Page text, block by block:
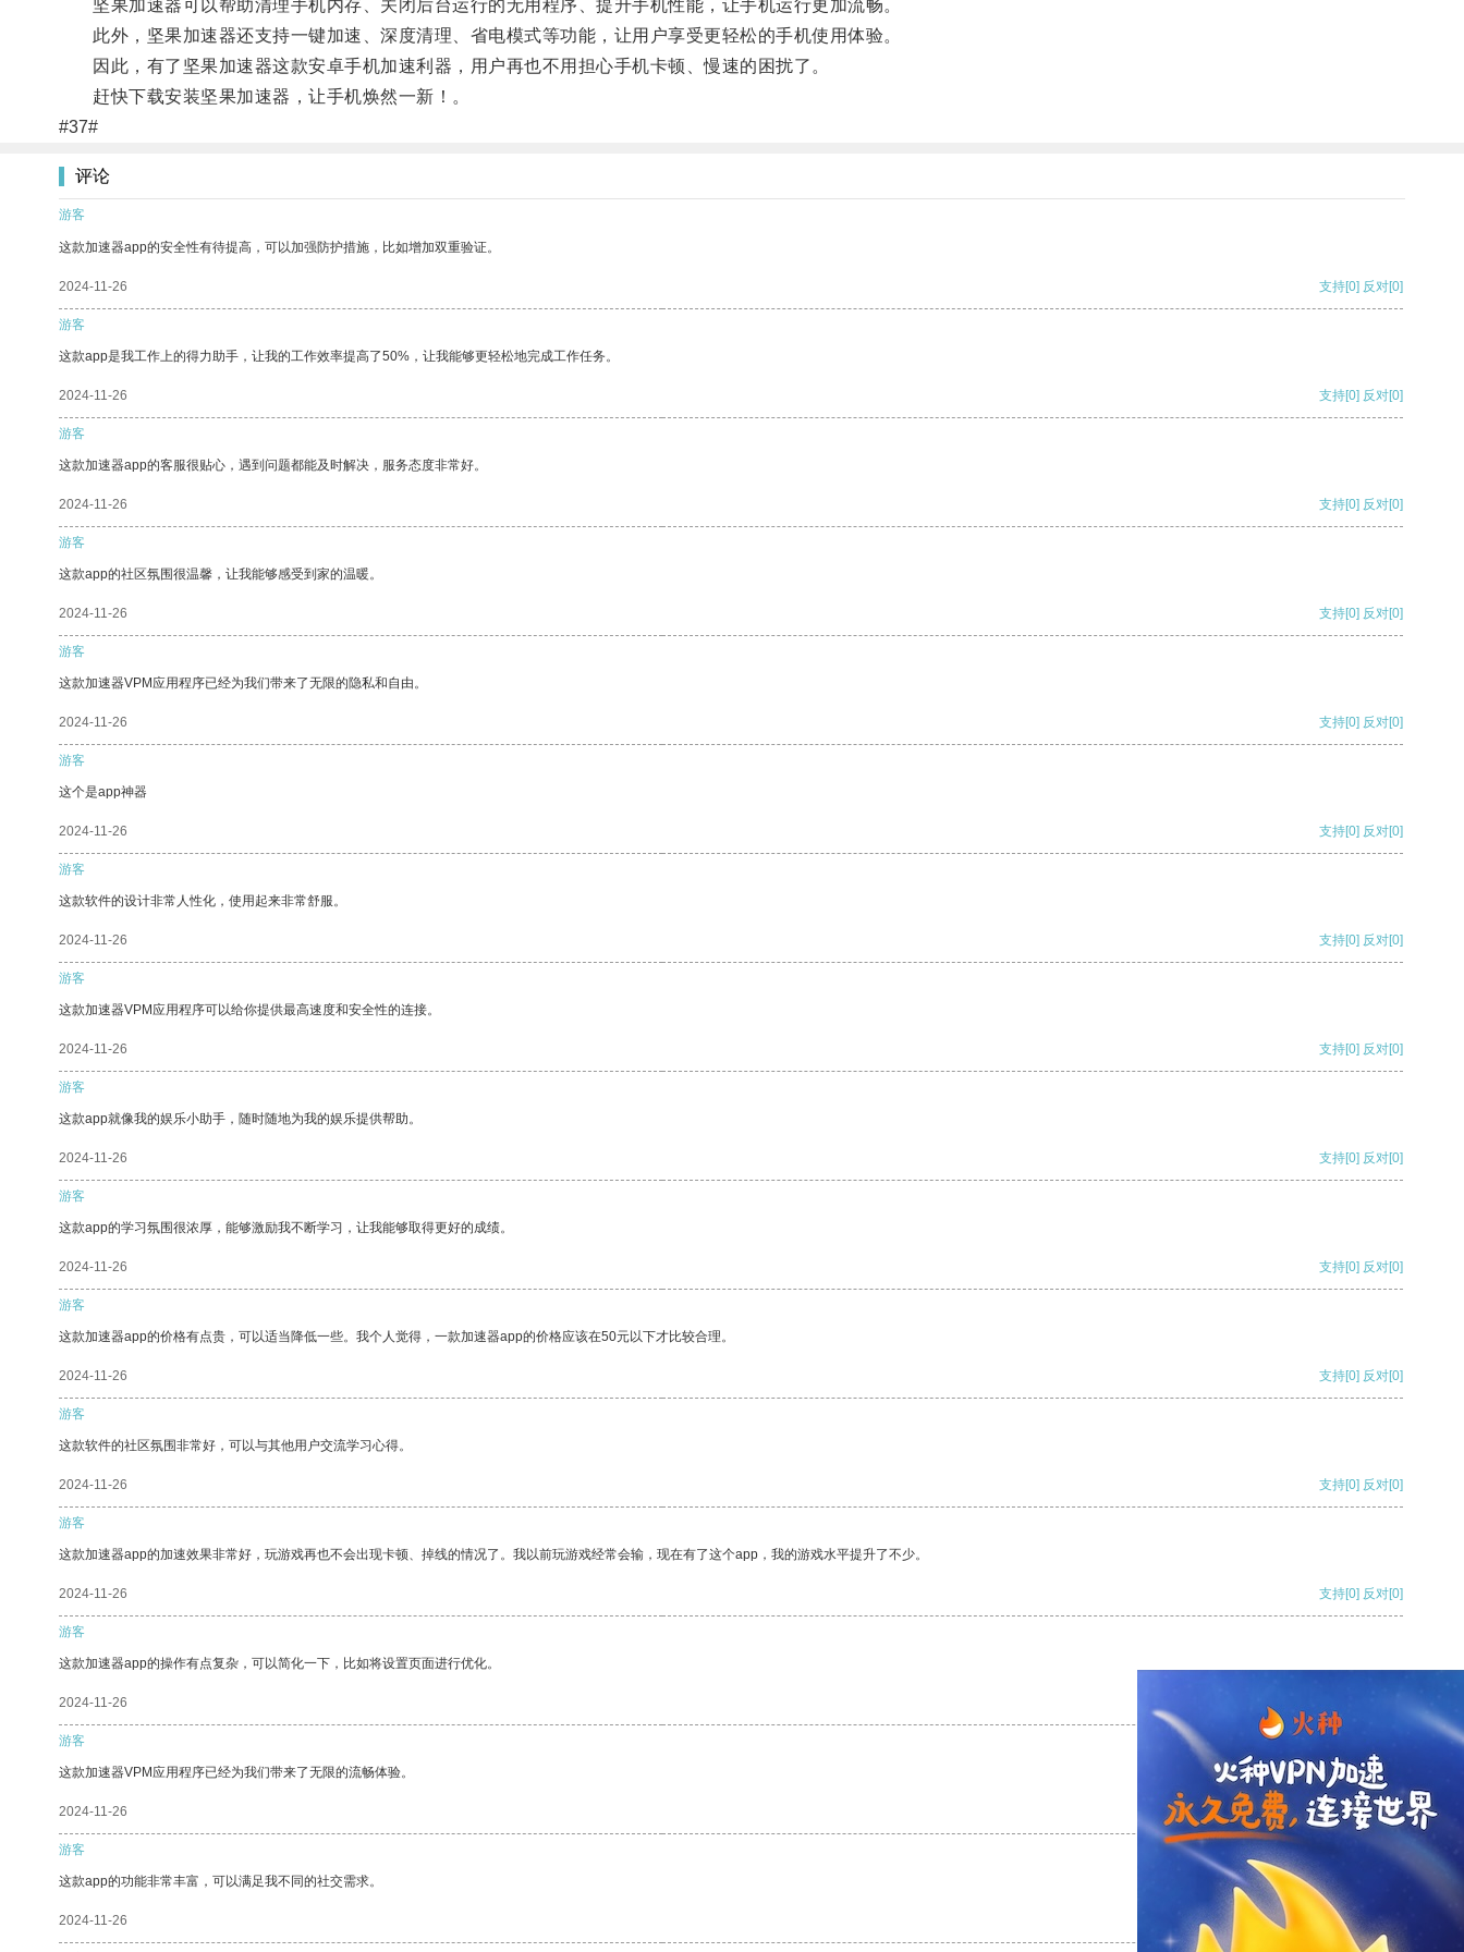
坚果加速器可以帮助清理手机内存、关闭后台运行的无用程序、提升手机性能，让手机运行更加流畅。
此外，坚果加速器还支持一键加速、深度清理、省电模式等功能，让用户享受更轻松的手机使用体验。
因此，有了坚果加速器这款安卓手机加速利器，用户再也不用担心手机卡顿、慢速的困扰了。
赶快下载安装坚果加速器，让手机焕然一新！。
#37#
评论
游客
这款加速器app的安全性有待提高，可以加强防护措施，比如增加双重验证。
2024-11-26 支持[0] 反对[0]
游客
这款app是我工作上的得力助手，让我的工作效率提高了50%，让我能够更轻松地完成工作任务。
2024-11-26 支持[0] 反对[0]
游客
这款加速器app的客服很贴心，遇到问题都能及时解决，服务态度非常好。
2024-11-26 支持[0] 反对[0]
游客
这款app的社区氛围很温馨，让我能够感受到家的温暖。
2024-11-26 支持[0] 反对[0]
游客
这款加速器VPM应用程序已经为我们带来了无限的隐私和自由。
2024-11-26 支持[0] 反对[0]
游客
这个是app神器
2024-11-26 支持[0] 反对[0]
游客
这款软件的设计非常人性化，使用起来非常舒服。
2024-11-26 支持[0] 反对[0]
游客
这款加速器VPM应用程序可以给你提供最高速度和安全性的连接。
2024-11-26 支持[0] 反对[0]
游客
这款app就像我的娱乐小助手，随时随地为我的娱乐提供帮助。
2024-11-26 支持[0] 反对[0]
游客
这款app的学习氛围很浓厚，能够激励我不断学习，让我能够取得更好的成绩。
2024-11-26 支持[0] 反对[0]
游客
这款加速器app的价格有点贵，可以适当降低一些。我个人觉得，一款加速器app的价格应该在50元以下才比较合理。
2024-11-26 支持[0] 反对[0]
游客
这款软件的社区氛围非常好，可以与其他用户交流学习心得。
2024-11-26 支持[0] 反对[0]
游客
这款加速器app的加速效果非常好，玩游戏再也不会出现卡顿、掉线的情况了。我以前玩游戏经常会输，现在有了这个app，我的游戏水平提升了不少。
2024-11-26 支持[0] 反对[0]
游客
这款加速器app的操作有点复杂，可以简化一下，比如将设置页面进行优化。
2024-11-26
游客
这款加速器VPM应用程序已经为我们带来了无限的流畅体验。
2024-11-26 支持 [0] 反对[0]
游客
这款app的功能非常丰富，可以满足我不同的社交需求。
2024-11-26 支持[0] 反对